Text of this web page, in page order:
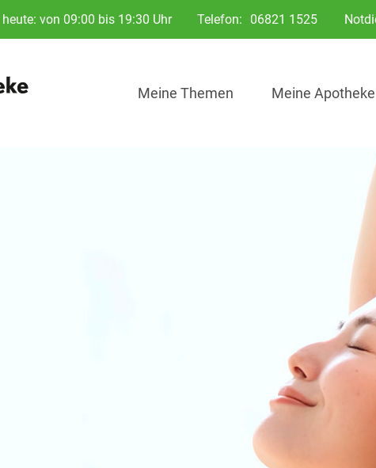
von 09:00 bis 19:30 Uhr Telefon: 06821 1525
Meine Themen Meine Apotheke